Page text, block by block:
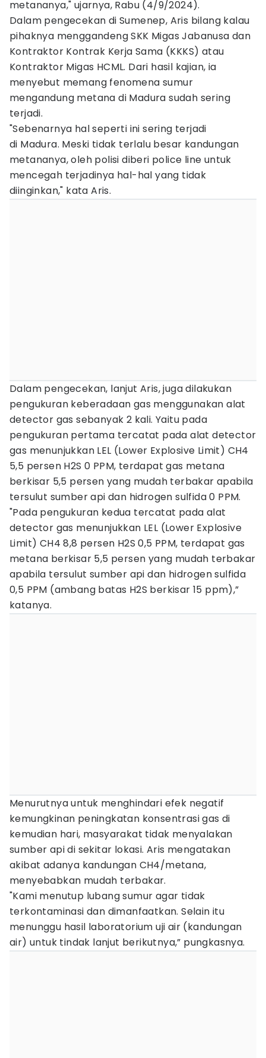
metananya," ujarnya, Rabu (4/9/2024).
Dalam pengecekan di Sumenep, Aris bilang kalau
pihaknya menggandeng SKK Migas Jabanusa dan
Kontraktor Kontrak Kerja Sama (KKKS) atau
Kontraktor Migas HCML. Dari hasil kajian, ia
menyebut memang fenomena sumur
mengandung metana di Madura sudah sering
terjadi.
"Sebenarnya hal seperti ini sering terjadi
di Madura. Meski tidak terlalu besar kandungan
metananya, oleh polisi diberi police line untuk
mencegah terjadinya hal-hal yang tidak
diinginkan," kata Aris.
Dalam pengecekan, lanjut Aris, juga dilakukan
pengukuran keberadaan gas menggunakan alat
detector gas sebanyak 2 kali. Yaitu pada
pengukuran pertama tercatat pada alat detector
gas menunjukkan LEL (Lower Explosive Limit) CH4
5,5 persen H2S 0 PPM, terdapat gas metana
berkisar 5,5 persen yang mudah terbakar apabila
tersulut sumber api dan hidrogen sulfida 0 PPM.
"Pada pengukuran kedua tercatat pada alat
detector gas menunjukkan LEL (Lower Explosive
Limit) CH4 8,8 persen H2S 0,5 PPM, terdapat gas
metana berkisar 5,5 persen yang mudah terbakar
apabila tersulut sumber api dan hidrogen sulfida
0,5 PPM (ambang batas H2S berkisar 15 ppm),”
katanya.
Menurutnya untuk menghindari efek negatif
kemungkinan peningkatan konsentrasi gas di
kemudian hari, masyarakat tidak menyalakan
sumber api di sekitar lokasi. Aris mengatakan
akibat adanya kandungan CH4/metana,
menyebabkan mudah terbakar.
"Kami menutup lubang sumur agar tidak
terkontaminasi dan dimanfaatkan. Selain itu
menunggu hasil laboratorium uji air (kandungan
air) untuk tindak lanjut berikutnya,” pungkasnya.